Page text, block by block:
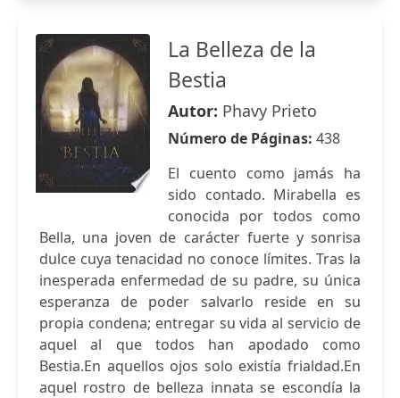
La Belleza de la
Bestia
Autor: Phavy Prieto
Número de Páginas: 438
El cuento como jamás ha
sido contado. Mirabella es
conocida por todos como
Bella, una joven de carácter fuerte y sonrisa
dulce cuya tenacidad no conoce límites. Tras la
inesperada enfermedad de su padre, su única
esperanza de poder salvarlo reside en su
propia condena; entregar su vida al servicio de
aquel al que todos han apodado como
Bestia.En aquellos ojos solo existía frialdad.En
aquel rostro de belleza innata se escondía la